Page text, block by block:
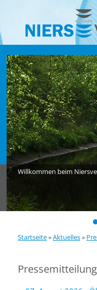
Willkommen beim
Startseite»Aktuelles»